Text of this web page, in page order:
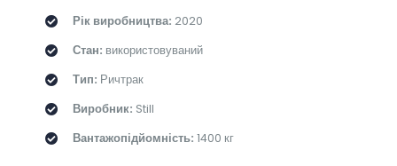
Рік виробництва: 2020
Стан: використовуваний
Тип: Ричтрак
Виробник: Still
Вантажопідйомність: 1400 кг